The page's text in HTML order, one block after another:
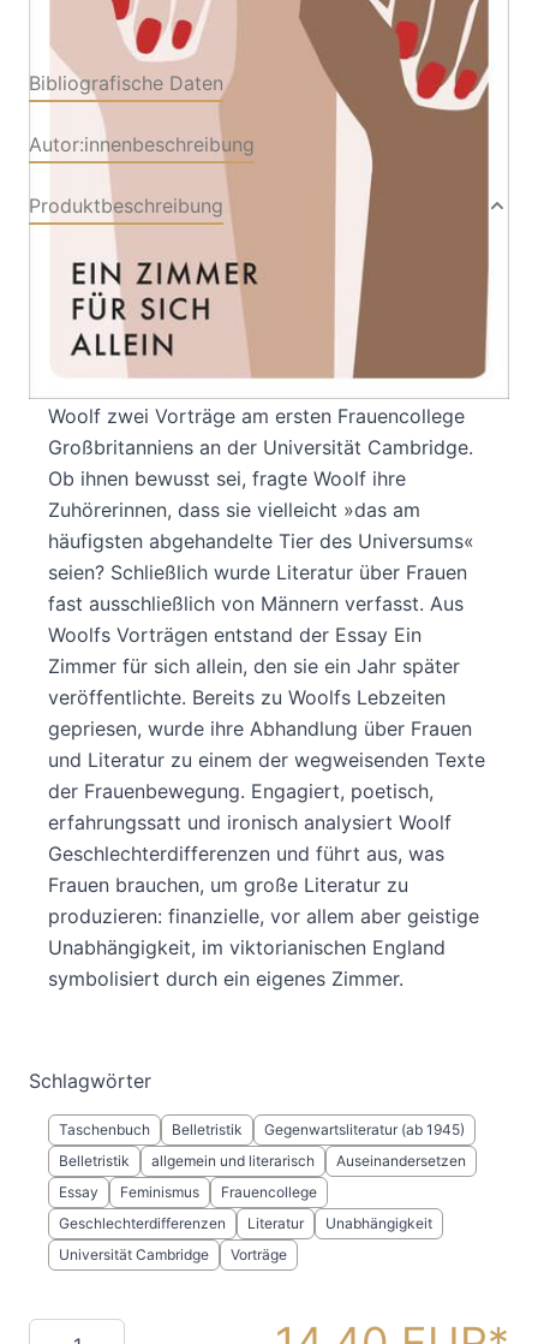
Bibliografische Daten
Autor:innenbeschreibung
Produktbeschreibung
Hätte Shakespeare eine Schwester gehabt,
ebenso begabt wie er, wie wäre es ihr
ergangen? Welche Widerstände mussten Jane
Austen oder die Brontë-Schwestern
überwinden? Im Oktober 1928 hielt Virginia
Woolf zwei Vorträge am ersten Frauencollege
Großbritanniens an der Universität Cambridge.
Ob ihnen bewusst sei, fragte Woolf ihre
Zuhörerinnen, dass sie vielleicht »das am
häufigsten abgehandelte Tier des Universums«
seien? Schließlich wurde Literatur über Frauen
fast ausschließlich von Männern verfasst. Aus
Woolfs Vorträgen entstand der Essay Ein
Zimmer für sich allein, den sie ein Jahr später
veröffentlichte. Bereits zu Woolfs Lebzeiten
gepriesen, wurde ihre Abhandlung über Frauen
und Literatur zu einem der wegweisenden Texte
der Frauenbewegung. Engagiert, poetisch,
erfahrungssatt und ironisch analysiert Woolf
Geschlechterdifferenzen und führt aus, was
Frauen brauchen, um große Literatur zu
produzieren: finanzielle, vor allem aber geistige
Unabhängigkeit, im viktorianischen England
symbolisiert durch ein eigenes Zimmer.
Schlagwörter
Taschenbuch Belletristik
Gegenwartsliteratur (ab 1945)
Belletristik
allgemein und literarisch
Auseinandersetzen
Essay
Feminismus
Frauencollege
Geschlechterdifferenzen
Literatur
Unabhängigkeit
Universität Cambridge
Vorträge
Menge